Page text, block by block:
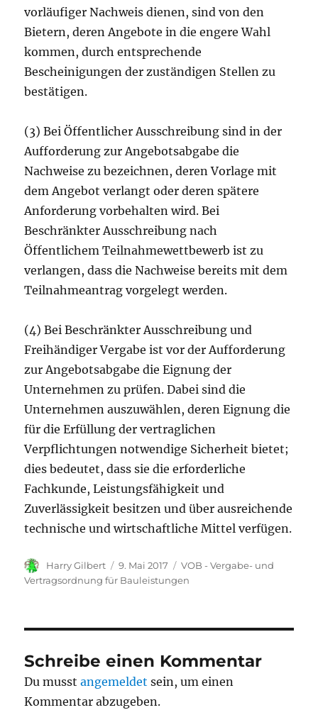
vorläufiger Nachweis dienen, sind von den
Bietern, deren Angebote in die engere Wahl
kommen, durch entsprechende
Bescheinigungen der zuständigen Stellen zu
bestätigen.
(3) Bei Öffentlicher Ausschreibung sind in der
Aufforderung zur Angebotsabgabe die
Nachweise zu bezeichnen, deren Vorlage mit
dem Angebot verlangt oder deren spätere
Anforderung vorbehalten wird. Bei
Beschränkter Ausschreibung nach
Öffentlichem Teilnahmewettbewerb ist zu
verlangen, dass die Nachweise bereits mit dem
Teilnahmeantrag vorgelegt werden.
(4) Bei Beschränkter Ausschreibung und
Freihändiger Vergabe ist vor der Aufforderung
zur Angebotsabgabe die Eignung der
Unternehmen zu prüfen. Dabei sind die
Unternehmen auszuwählen, deren Eignung die
für die Erfüllung der vertraglichen
Verpflichtungen notwendige Sicherheit bietet;
dies bedeutet, dass sie die erforderliche
Fachkunde, Leistungsfähigkeit und
Zuverlässigkeit besitzen und über ausreichende
technische und wirtschaftliche Mittel verfügen.
Autor
Harry Gilbert
Veröffentlicht
am
9. Mai 2017 Kategorien
VOB - Vergabe- und
Vertragsordnung für Bauleistungen
Schreibe einen Kommentar
Du musstangemeldet sein, um einen
Kommentar abzugeben.